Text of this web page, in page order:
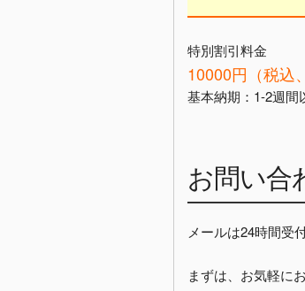
特別割引料金
10000円（税込
基本納期：1-2週間
お問い合
メールは24時間受付
まずは、お気軽に